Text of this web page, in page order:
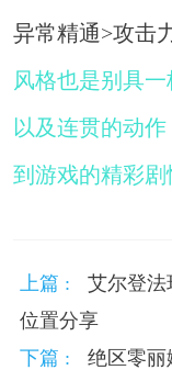
异常精通>攻击
风格也是别具
以及连贯的动
到游戏的精彩剧
上篇 :
艾尔登法
位置分享
下篇 :
绝区零丽